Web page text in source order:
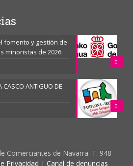
0
fomento y gestión de
minoristas de 2026
0
CASCO ANTIGUO DE
Comerciantes de Navarra. T. 948
Privacidad | Canal de denuncias